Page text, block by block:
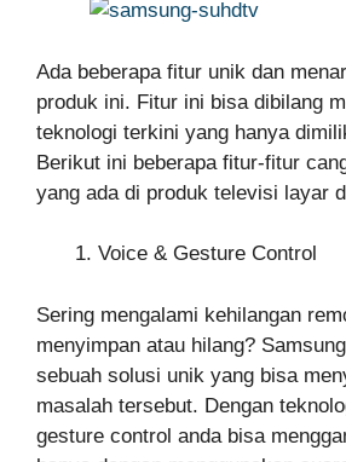
Ada beberapa fitur unik dan
produk ini. Fitur ini bisa dibilang
teknologi terkini yang hanya
Berikut ini beberapa fitur-fitur
yang ada di produk televisi layar
Voice & Gesture Control
Sering mengalami kehilangan
menyimpan atau hilang?
sebuah solusi unik yang bisa
masalah tersebut. Dengan
gesture control anda bisa